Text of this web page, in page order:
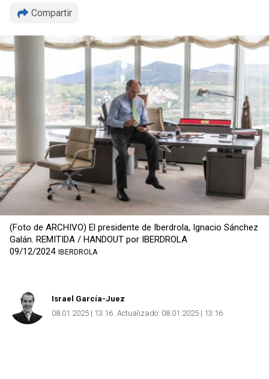
Compartir
Copiar
(Foto de ARCHIVO) El presidente de Iberdrola, Ignacio Sánchez
Galán. REMITIDA / HANDOUT por IBERDROLA
09/12/2024 IBERDROLA
Israel García-Juez
08.01.2025 | 13:16 Actualizado: 08.01.2025 | 13:16